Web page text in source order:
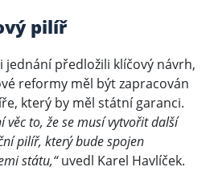
pilíř
jednání předložili klíčový návrh,
reformy měl být zapracován
který by měl státní garanci.
věc to, že se musí vytvořit další
pilíř, který bude spojen
státu,“uvedl Karel Havlíček.